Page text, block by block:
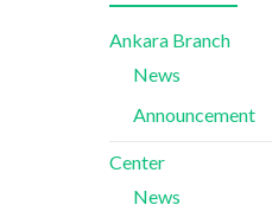
Ankara Branch
News
Announcement
Center
News